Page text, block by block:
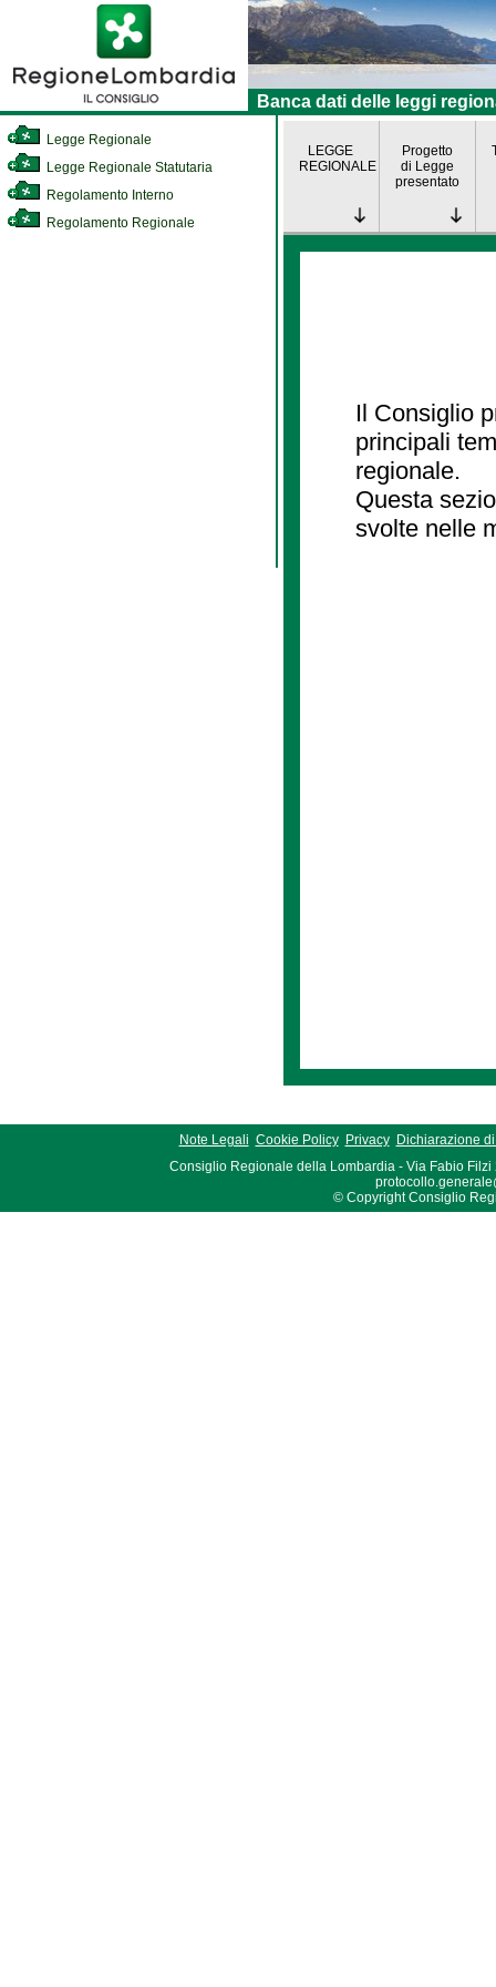
Banca dati delle leggi
Legge Regionale
Legge Regionale Statutaria
Regolamento Interno
Regolamento Regionale
LEGGE
REGIONALE
Progetto
di Legge
presentato
Il Consiglio
principali
regionale.
Questa
svolte nelle
Note Legali Cookie Policy Privacy
Dichiarazione
Consiglio Regionale della Lombardia - Via Fabio Filzi
© Copyright Consiglio